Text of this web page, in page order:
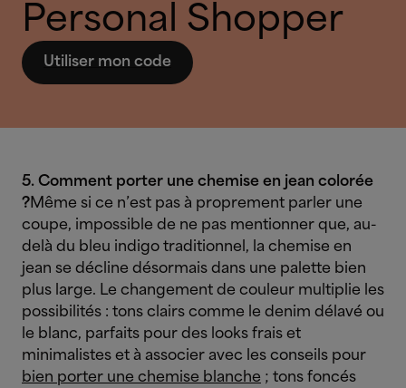
Personal Shopper
Utiliser mon code
5. Comment porter une chemise en jean colorée
?Même si ce n’est pas à proprement parler une
coupe, impossible de ne pas mentionner que, au-
delà du bleu indigo traditionnel, la chemise en
jean se décline désormais dans une palette bien
plus large. Le changement de couleur multiplie les
possibilités : tons clairs comme le denim délavé ou
le blanc, parfaits pour des looks frais et
minimalistes et à associer avec les conseils pour
bien porter une chemise blanche ; tons foncés